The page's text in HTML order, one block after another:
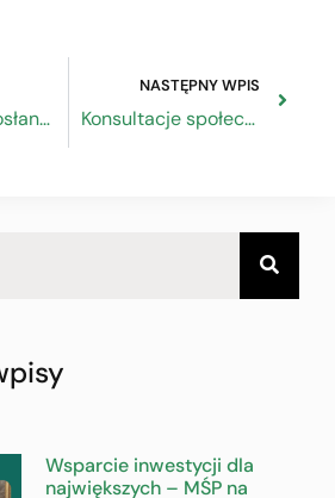
Spotkanie z posłanką do Parlamentu Europejskiego prof. Danutą Hübner
NASTĘPNY WPIS
Konsultacje społeczne dokumentacji konkursowej: Dostępność – szansą na rozwój
Wsparcie inwestycji dla
największych – MŚP na